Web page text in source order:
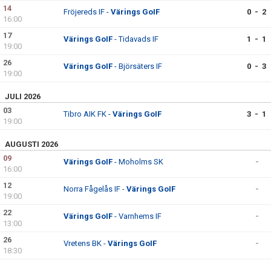
14
16:00
Fröjereds IF - Värings GoIF 0 - 2
17
19:00
Värings GoIF - Tidavads IF 1 - 1
26
19:00
Värings GoIF - Björsäters IF 0 - 3
JULI 2026
03
19:00
Tibro AIK FK - Värings GoIF 3 - 1
AUGUSTI 2026
09
16:00
Värings GoIF - Moholms SK -
12
19:00
Norra Fågelås IF - Värings GoIF -
22
13:00
Värings GoIF - Varnhems IF -
26
18:30
Vretens BK - Värings GoIF -